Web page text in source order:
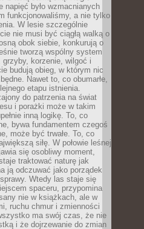
napięć było wzmacnianych
funkcjonowaliśmy, a nie tylko
W lesie szczególnie
nie musi być ciągłą walką o
obok siebie, konkurują o
tworzą wspólny system
grzyby, korzenie, wilgoć i
budują obieg, w którym nic
Nawet to, co obumarłe,
etapu istnienia.
do patrzenia na świat
i porażki może w takim
inną logikę. To, co
bywa fundamentem czegoś
może być trwałe. To, co
siłę. W połowie leśnej
się osobliwy moment,
traktować naturę jak
ją odczuwać jako porządek
Wtedy las staje się
spaceru, przypomina
nie w książkach, ale w
ruchu chmur i zmienności
ma swój czas, że nie
i że dojrzewanie do zmian